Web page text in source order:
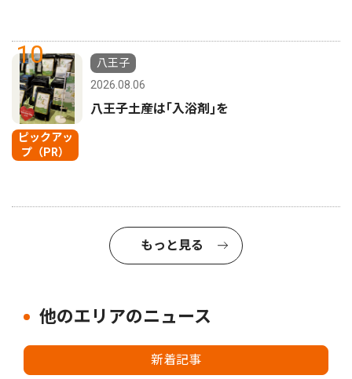
10
ピックアッ
プ（PR）
八王子
2026.08.06
八王子土産は｢入浴剤｣を
もっと見る
他のエリアのニュース
新着記事